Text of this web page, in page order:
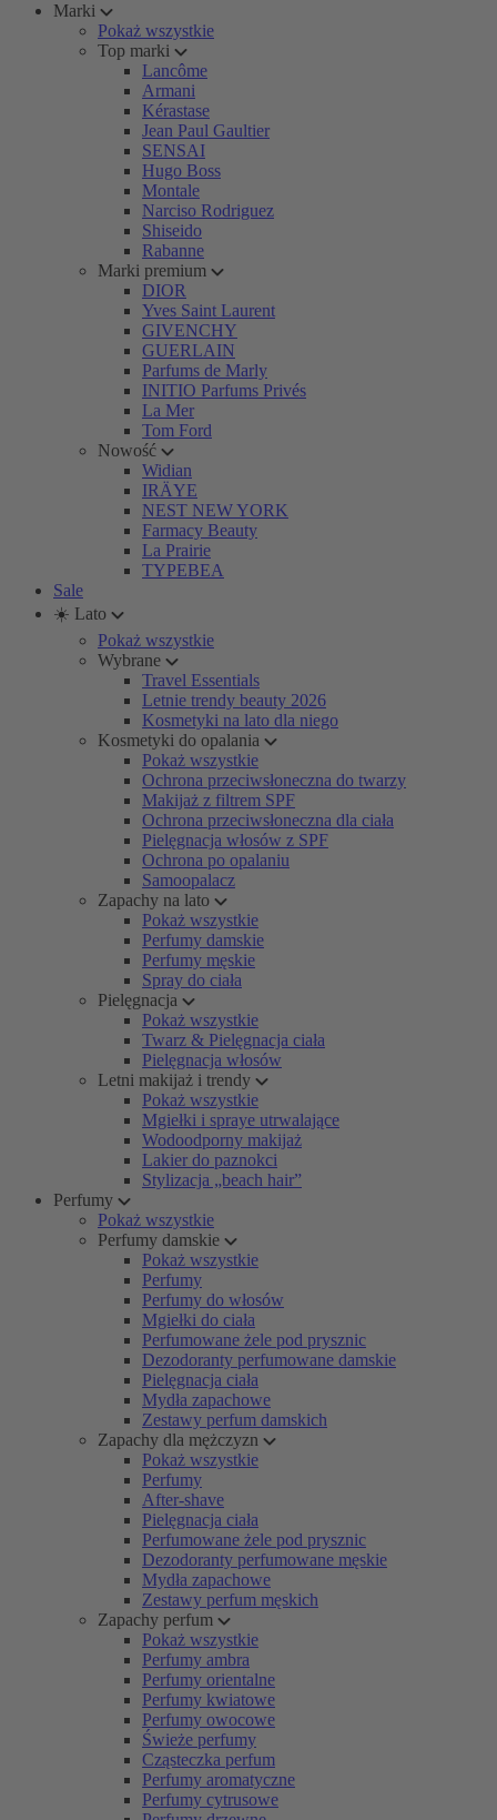
Marki
Pokaż wszystkie
Top marki
Lancôme
Armani
Kérastase
Jean Paul Gaultier
SENSAI
Hugo Boss
Montale
Narciso Rodriguez
Shiseido
Rabanne
Marki premium
DIOR
Yves Saint Laurent
GIVENCHY
GUERLAIN
Parfums de Marly
INITIO Parfums Privés
La Mer
Tom Ford
Nowość
Widian
IRÄYE
NEST NEW YORK
Farmacy Beauty
La Prairie
TYPEBEA
Sale
☀️ Lato
Pokaż wszystkie
Wybrane
Travel Essentials
Letnie trendy beauty 2026
Kosmetyki na lato dla niego
Kosmetyki do opalania
Pokaż wszystkie
Ochrona przeciwsłoneczna do twarzy
Makijaż z filtrem SPF
Ochrona przeciwsłoneczna dla ciała
Pielęgnacja włosów z SPF
Ochrona po opalaniu
Samoopalacz
Zapachy na lato
Pokaż wszystkie
Perfumy damskie
Perfumy męskie
Spray do ciała
Pielęgnacja
Pokaż wszystkie
Twarz & Pielęgnacja ciała
Pielęgnacja włosów
Letni makijaż i trendy
Pokaż wszystkie
Mgiełki i spraye utrwalające
Wodoodporny makijaż
Lakier do paznokci
Stylizacja „beach hair”
Perfumy
Pokaż wszystkie
Perfumy damskie
Pokaż wszystkie
Perfumy
Perfumy do włosów
Mgiełki do ciała
Perfumowane żele pod prysznic
Dezodoranty perfumowane damskie
Pielęgnacja ciała
Mydła zapachowe
Zestawy perfum damskich
Zapachy dla mężczyzn
Pokaż wszystkie
Perfumy
After-shave
Pielęgnacja ciała
Perfumowane żele pod prysznic
Dezodoranty perfumowane męskie
Mydła zapachowe
Zestawy perfum męskich
Zapachy perfum
Pokaż wszystkie
Perfumy ambra
Perfumy orientalne
Perfumy kwiatowe
Perfumy owocowe
Świeże perfumy
Cząsteczka perfum
Perfumy aromatyczne
Perfumy cytrusowe